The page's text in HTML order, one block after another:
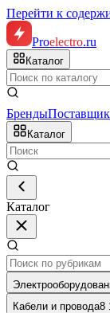
Перейти к
Proelectro.ru
Каталог
Бренды
Каталог
Каталог
Кабели и провода8